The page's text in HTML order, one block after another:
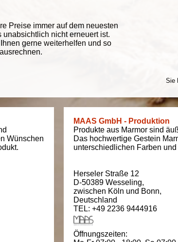
Preise immer auf dem neuesten
nicht erneuert ist.
gerne weiterhelfen und so
Sie
Wünschen
MAAS GmbH - Produktion
Produkte aus Marmor sind
Das hochwertige Gestein
unterschiedlichen Farben
Herseler Straße 12
D-50389 Wesseling,
zwischen Köln und Bonn,
Deutschland
TEL: +49 2236 9444916
Öffnungszeiten: